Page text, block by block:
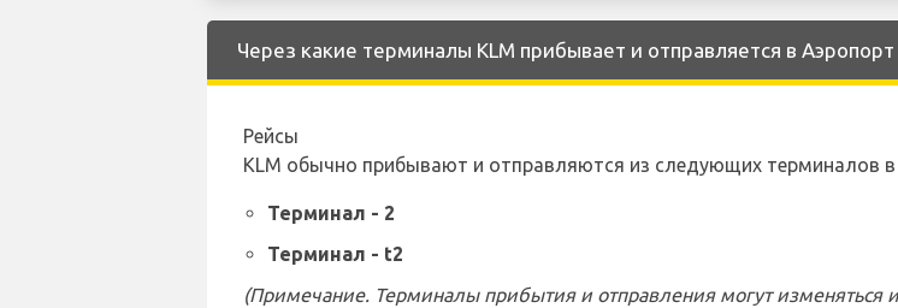
Через какие терминалы KLM прибывает и отправляется в
Рейсы
KLM обычно прибывают и отправляются из следующих терминалов в
Терминал - 2
Терминал - t2
(Примечание. Терминалы прибытия и отправления могут